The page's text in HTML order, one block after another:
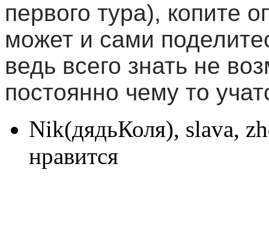
первого тура), копите
может и сами
ведь всего знать не
постоянно чему то
Nik(дядьКоля), slava,
нравится